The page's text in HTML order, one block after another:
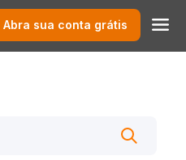
Abra sua conta grátis